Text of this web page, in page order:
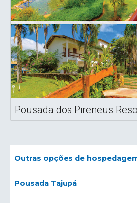
Pousada dos Pireneus
Outras opções de
Pousada Tajupá